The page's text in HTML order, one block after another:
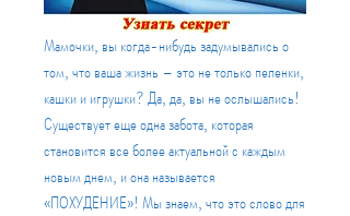
Мамочки, вы когда-нибудь задумывались о
том, что ваша жизнь – это не только пеленки,
кашки и игрушки? Да, да, вы не ослышались!
Существует еще одна забота, которая
становится все более актуальной с каждым
новым днем, и она называется
«ПОХУДЕНИЕ»! Мы знаем, что это слово для